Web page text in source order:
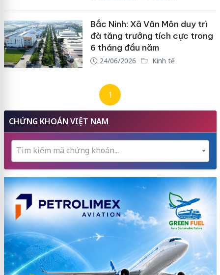
Bắc Ninh: Xã Văn Môn duy trì
đà tăng trưởng tích cực trong
6 tháng đầu năm
24/06/2026 Kinh tế
1
CHỨNG KHOÁN VIỆT NAM
Tìm kiếm mã chứng khoán...